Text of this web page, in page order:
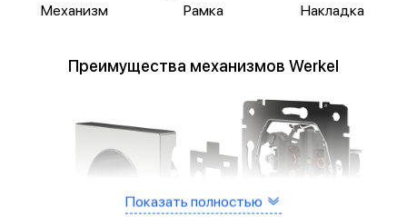
Механизм Рамка Накладка
Преимущества механизмов Werkel
Показать полностью